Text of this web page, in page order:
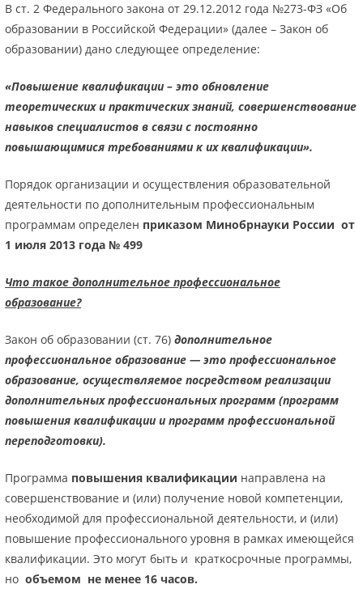
В ст. 2 Федерального закона от 29.12.2012 года №273-ФЗ «Об
образовании в Российской Федерации» (далее – Закон об
образовании) дано следующее определение:
«Повышение квалификации – это обновление
теоретических и практических знаний, совершенствование
навыков специалистов в связи с постоянно
повышающимися требованиями к их квалификации».
Порядок организации и осуществления образовательной
деятельности по дополнительным профессиональным
программам определен приказом Минобрнауки России от
1 июля 2013 года № 499
Что такое дополнительное профессиональное
образование?
Закон об образовании (ст. 76) дополнительное
профессиональное образование — это профессиональное
образование, осуществляемое посредством реализации
дополнительных профессиональных программ (программ
повышения квалификации и программ профессиональной
переподготовки).
Программа повышения квалификации направлена на
совершенствование и (или) получение новой компетенции,
необходимой для профессиональной деятельности, и (или)
повышение профессионального уровня в рамках имеющейся
квалификации. Это могут быть и краткосрочные программы,
но объемом не менее 16 часов.